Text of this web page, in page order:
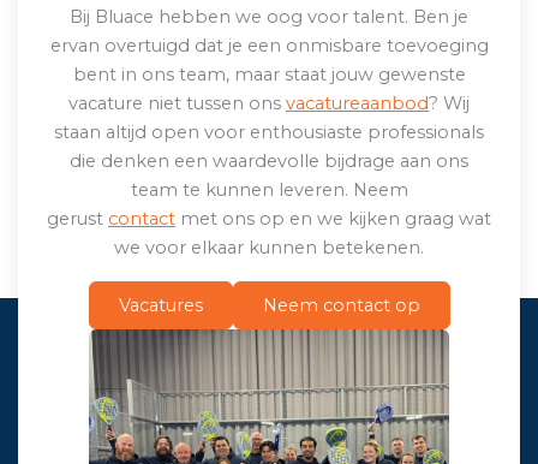
Bij Bluace hebben we oog voor talent. Ben je
ervan overtuigd dat je een onmisbare toevoeging
bent in ons team, maar staat jouw gewenste
vacature niet tussen ons vacatureaanbod? Wij
staan altijd open voor enthousiaste professionals
die denken een waardevolle bijdrage aan ons
team te kunnen leveren. Neem
gerust contact met ons op en we kijken graag wat
we voor elkaar kunnen betekenen.
Vacatures Neem contact op